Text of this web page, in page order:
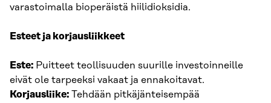
varastoimalla bioperäistä hiilidioksidia.
Esteet ja korjausliikkeet
Este: Puitteet teollisuuden suurille investoinneille
eivät ole tarpeeksi vakaat ja ennakoitavat.
Korjausliike: Tehdään pitkäjänteisempää